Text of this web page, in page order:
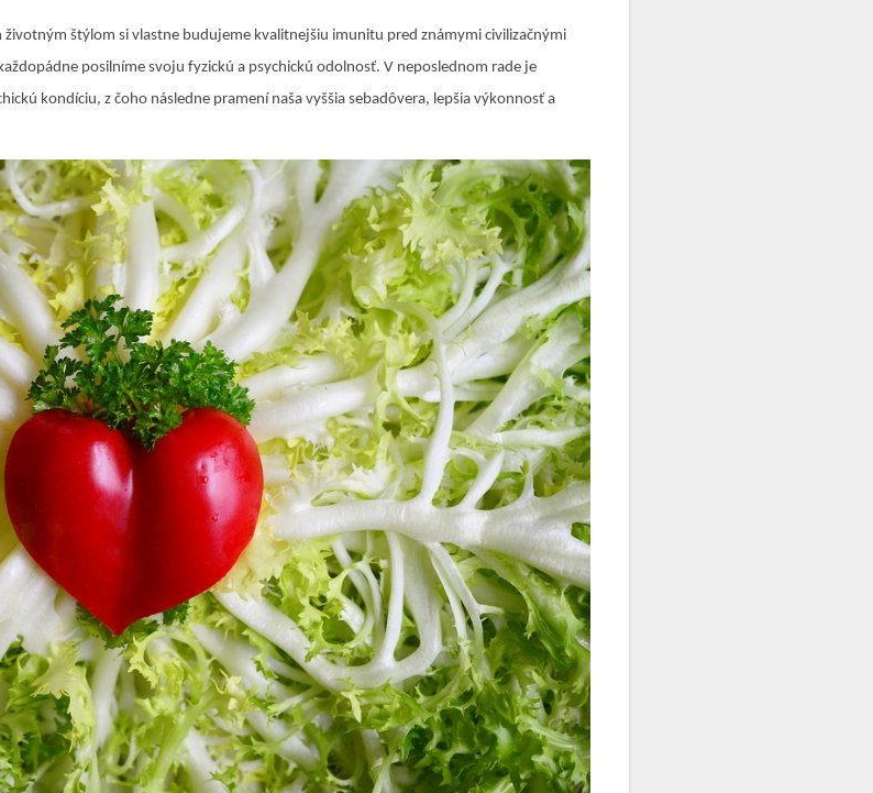
štýlom si vlastne budujeme kvalitnejšiu imunitu pred známymi civilizačnými
posilníme svoju fyzickú a psychickú odolnosť. V neposlednom rade je
kondíciu, z čoho následne pramení naša vyššia sebadôvera, lepšia výkonnosť a